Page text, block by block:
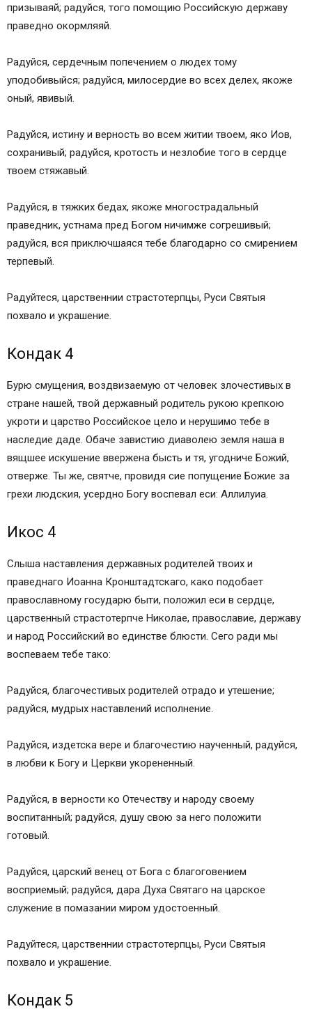
призываяй; радуйся, того помощию Российскую державу
праведно окормляяй.
Радуйся, сердечным попечением о людех тому
уподобивыйся; радуйся, милосердие во всех делех, якоже
оный, явивый.
Радуйся, истину и верность во всем житии твоем, яко Иов,
сохранивый; радуйся, кротость и незлобие того в сердце
твоем стяжавый.
Радуйся, в тяжких бедах, якоже многострадальный
праведник, устнама пред Богом ничимже согрешивый;
радуйся, вся приключшаяся тебе благодарно со смирением
терпевый.
Радуйтеся, царственнии страстотерпцы, Руси Святыя
похвало и украшение.
Кондак 4
Бурю смущения, воздвизаемую от человек злочестивых в
стране нашей, твой державный родитель рукою крепкою
укроти и царство Российское цело и нерушимо тебе в
наследие даде. Обаче завистию диаволею земля наша в
вящшее искушение ввержена бысть и тя, угодниче Божий,
отверже. Ты же, святче, провидя сие попущение Божие за
грехи людския, усердно Богу воспевал еси: Аллилуиа.
Икос 4
Слыша наставления державных родителей твоих и
праведнаго Иоанна Кронштадтскаго, како подобает
православному государю быти, положил еси в сердце,
царственный страстотерпче Николае, православие, державу
и народ Российский во единстве блюсти. Сего ради мы
воспеваем тебе тако:
Радуйся, благочестивых родителей отрадо и утешение;
радуйся, мудрых наставлений исполнение.
Радуйся, издетска вере и благочестию наученный, радуйся,
в любви к Богу и Церкви укорененный.
Радуйся, в верности ко Отечеству и народу своему
воспитанный; радуйся, душу свою за него положити
готовый.
Радуйся, царский венец от Бога с благоговением
восприемый; радуйся, дара Духа Святаго на царское
служение в помазании миром удостоенный.
Радуйтеся, царственнии страстотерпцы, Руси Святыя
похвало и украшение.
Кондак 5